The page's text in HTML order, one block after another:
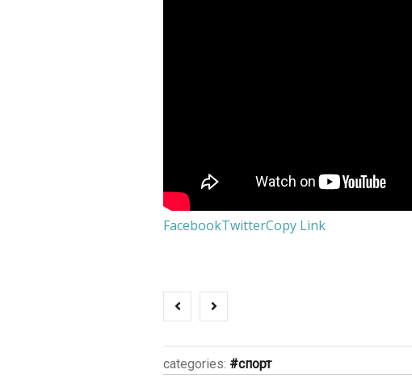
FacebookTwitterCopy Link
categories: спорт